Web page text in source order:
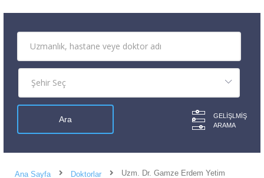
GELIŞLMIŞ
ARAMA
Ana Sayfa Doktorlar Uzm. Dr. Gamze Erdem Yetim